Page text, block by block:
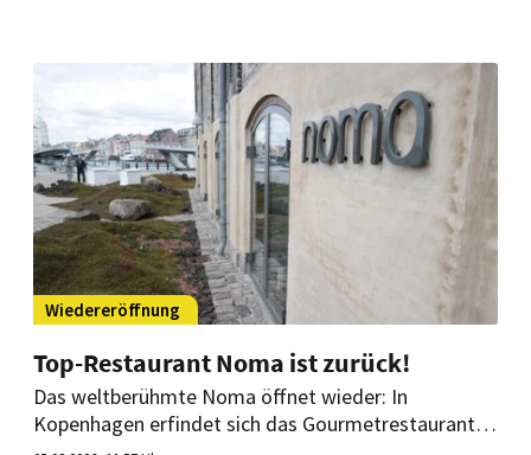
Kneipe 80 einziehen.
Wiedereröffnung
Top-Restaurant Noma ist zurück!
Das weltberühmte Noma öffnet wieder: In
Kopenhagen erfindet sich das Gourmetrestaurant